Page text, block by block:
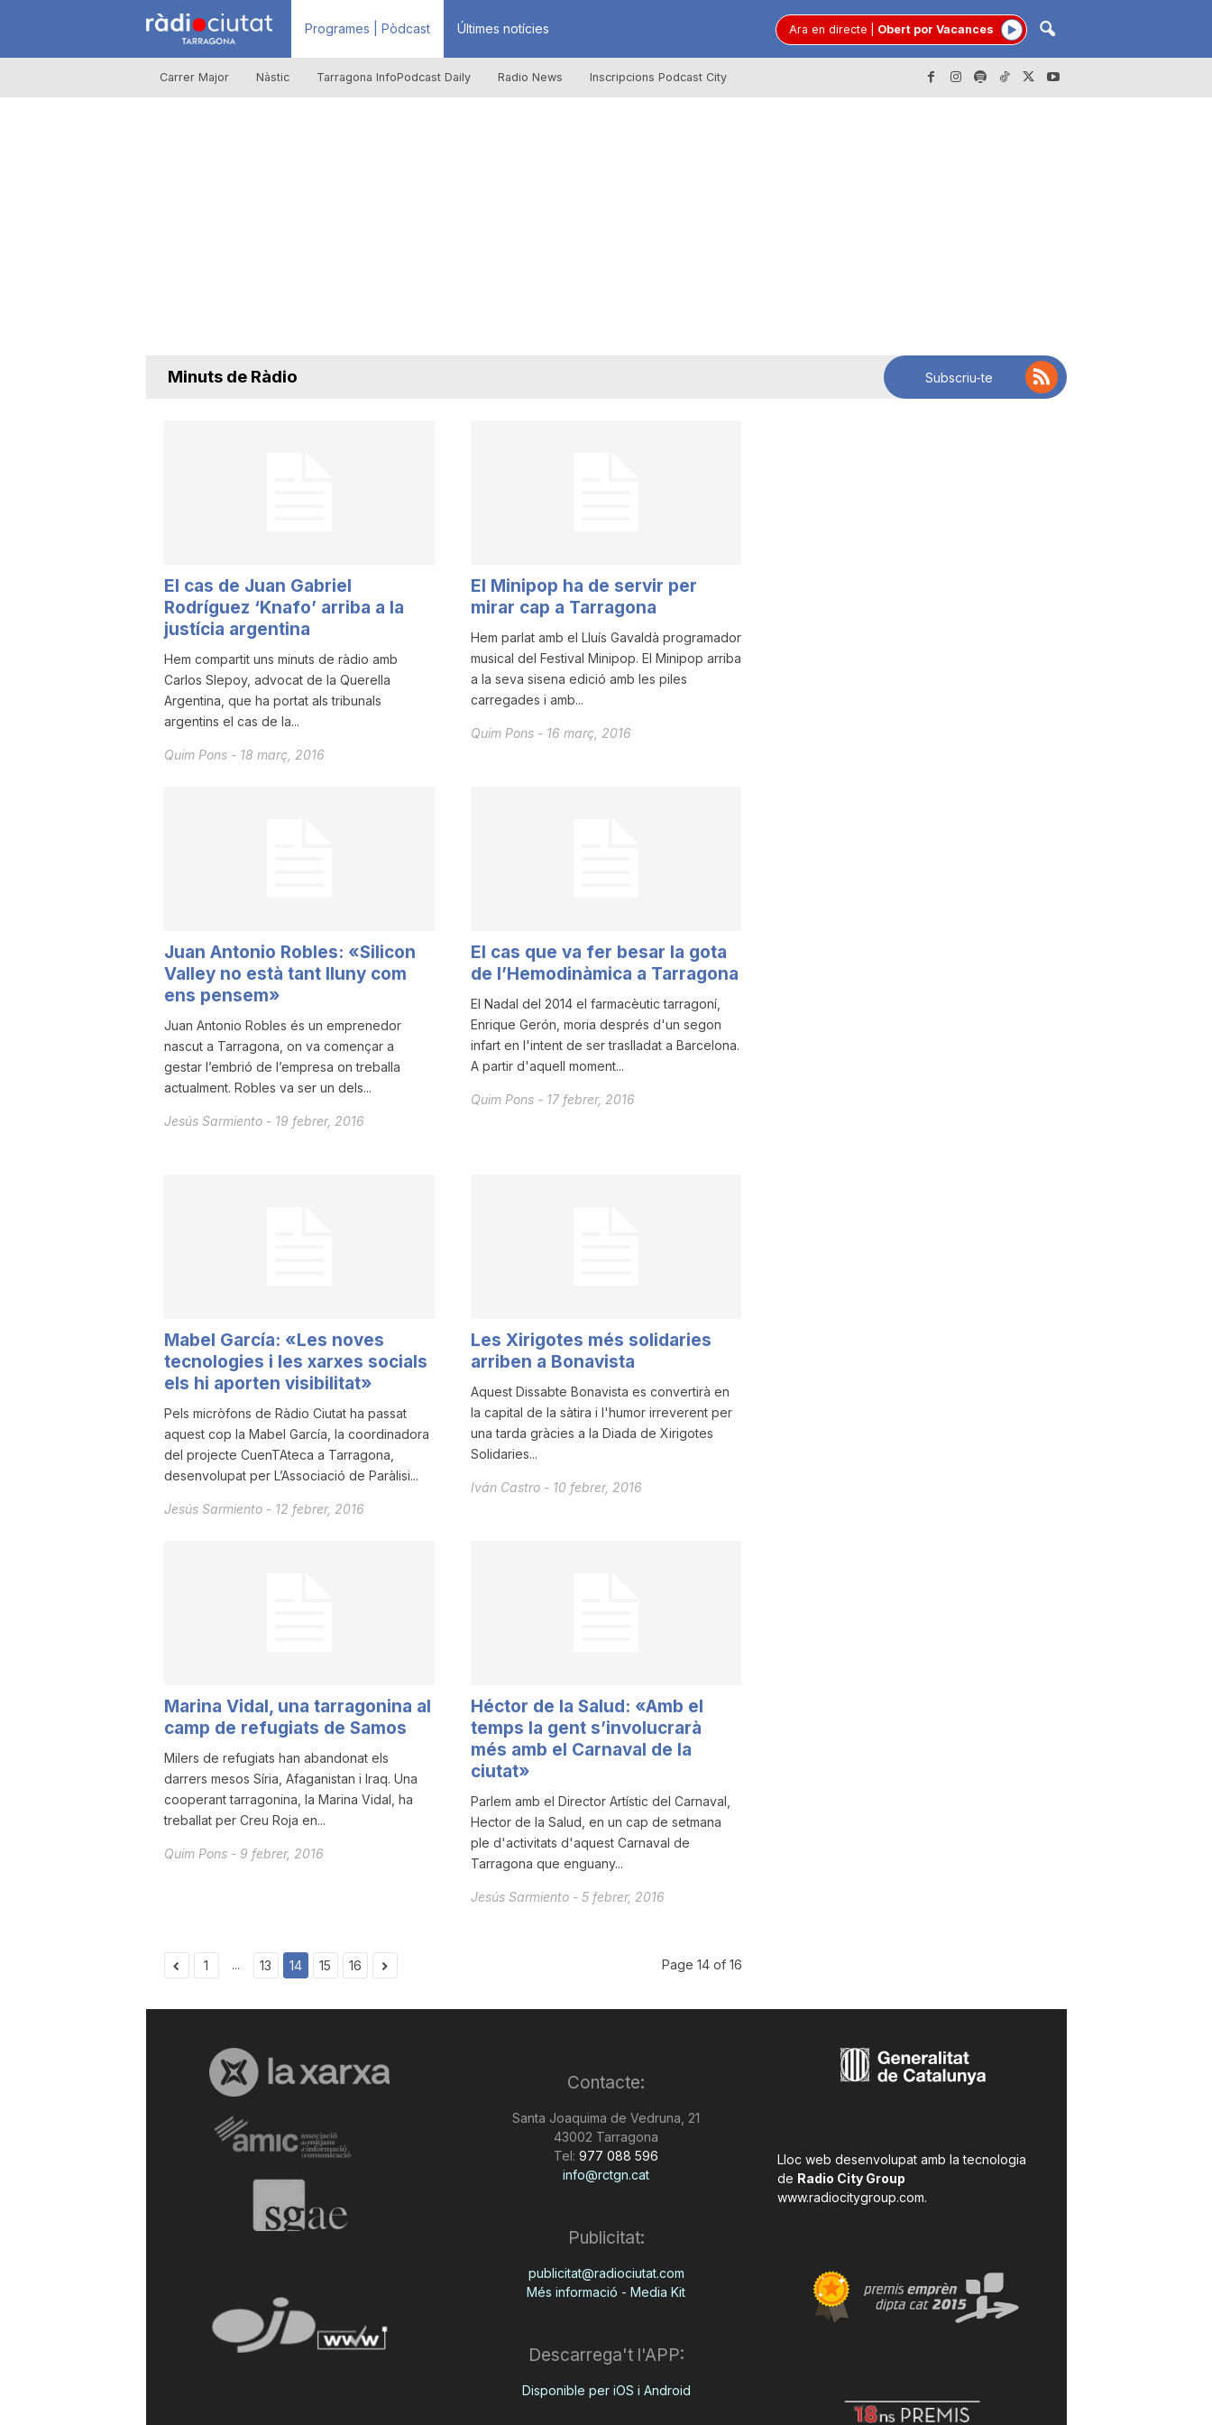
R
à
i
t
d
e
r
g
o
Programes | Pòdcast Últimes notícies Ara en directe Obert por Vacances
Carrer Major Nàstic Tarragona InfoPodcast Daily Radio News Inscripcions Podcast City
Minuts de Ràdio Subscriu-te
El cas de Juan Gabriel
Rodríguez ‘Knafo’ arriba a la
justícia argentina
Hem compartit uns minuts de ràdio amb
Carlos Slepoy, advocat de la Querella
Argentina, que ha portat als tribunals
argentins el cas de la...
Quim Pons - 18 març, 2016
El Minipop ha de servir per
mirar cap a Tarragona
Hem parlat amb el Lluís Gavaldà programador
musical del Festival Minipop. El Minipop arriba
a la seva sisena edició amb les piles
carregades i amb...
Quim Pons - 16 març, 2016
Juan Antonio Robles: «Silicon
Valley no està tant lluny com
ens pensem»
Juan Antonio Robles és un emprenedor
nascut a Tarragona, on va començar a
gestar l’embrió de l’empresa on treballa
actualment. Robles va ser un dels...
Jesús Sarmiento - 19 febrer, 2016
El cas que va fer besar la gota
de l’Hemodinàmica a Tarragona
El Nadal del 2014 el farmacèutic tarragoní,
Enrique Gerón, moria després d'un segon
infart en l'intent de ser traslladat a Barcelona.
A partir d'aquell moment...
Quim Pons - 17 febrer, 2016
Mabel García: «Les noves
tecnologies i les xarxes socials
els hi aporten visibilitat»
Pels micròfons de Ràdio Ciutat ha passat
aquest cop la Mabel García, la coordinadora
del projecte CuenTAteca a Tarragona,
desenvolupat per L’Associació de Paràlisi...
Jesús Sarmiento - 12 febrer, 2016
Les Xirigotes més solidaries
arriben a Bonavista
Aquest Dissabte Bonavista es convertirà en
la capital de la sàtira i l'humor irreverent per
una tarda gràcies a la Diada de Xirigotes
Solidaries...
Iván Castro - 10 febrer, 2016
Marina Vidal, una tarragonina al
camp de refugiats de Samos
Milers de refugiats han abandonat els
darrers mesos Síria, Afaganistan i Iraq. Una
cooperant tarragonina, la Marina Vidal, ha
treballat per Creu Roja en...
Quim Pons - 9 febrer, 2016
Héctor de la Salud: «Amb el
temps la gent s’involucrarà
més amb el Carnaval de la
ciutat»
Parlem amb el Director Artístic del Carnaval,
Hector de la Salud, en un cap de setmana
ple d'activitats d'aquest Carnaval de
Tarragona que enguany...
Jesús Sarmiento - 5 febrer, 2016
1 ... 13 14 15 16 Page 14 of 16
Contacte:
Santa Joaquima de Vedruna, 21
43002 Tarragona
Tel: 977 088 596
info@rctgn.cat
Publicitat:
publicitat@radiociutat.com
Més informació - Media Kit
Descarrega't l'APP:
Disponible per iOS i Android
Lloc web desenvolupat amb la tecnologia
de Radio City Group
www.radiocitygroup.com.